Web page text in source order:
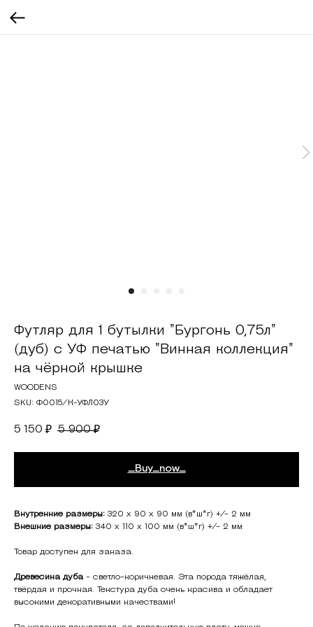
Футляр для 1 бутылки "Бургонь 0,75л"
(дуб) с УФ печатью "Винная коллекция"
на чёрной крышке
WOODENS
SKU: Ф0015/К-УФЛ03У
5 150 ₽ 5 900 ₽
_Buy_now_
Внутренние размеры: 320 х 90 х 90 мм (в*ш*г) +/- 2 мм
Внешние размеры: 340 х 110 х 100 мм (в*ш*г) +/- 2 мм
Товар доступен для заказа.
Древесина дуба- светло-коричневая. Эта порода тяжёлая,
твёрдая и прочная. Текстура дуба очень красива и обладает
высокими декоративными качествами!